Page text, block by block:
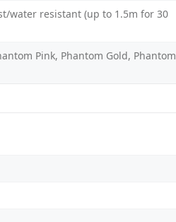
water resistant (up to 1.5m for 30
Pink, Phantom Gold, Phantom